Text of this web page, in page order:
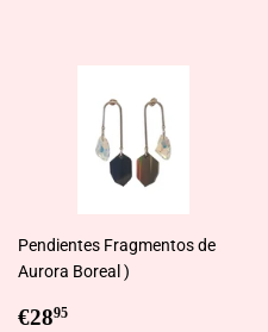
Pendientes Fragmentos de
Aurora Boreal )
Regular
€2895